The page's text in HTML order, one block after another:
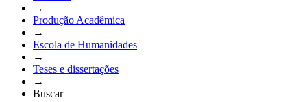
→
Produção Acadêmica
→
Escola de Humanidades
→
Teses e dissertações
→
Buscar